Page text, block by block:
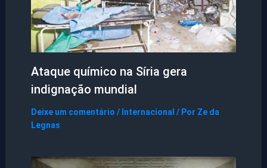
Ataque químico na Síria gera
indignação mundial
Deixe um comentário / Internacional / Por Ze da
Legnas